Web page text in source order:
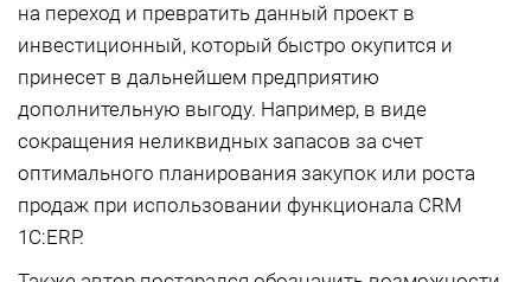
на переход и превратить данный проект в
инвестиционный, который быстро окупится и
принесет в дальнейшем предприятию
дополнительную выгоду. Например, в виде
сокращения неликвидных запасов за счет
оптимального планирования закупок или роста
продаж при использовании функционала CRM
1C:ERP.